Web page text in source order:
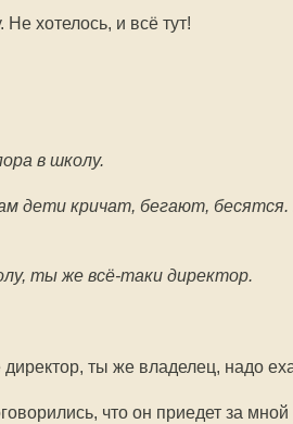
Не хотелось, и всё тут!
в школу.
дети кричат, бегают,
ты же всё-таки директор.
ты же владелец, надо
что он приедет за мной